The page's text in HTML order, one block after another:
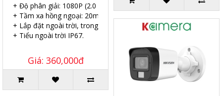
+ Độ phân giải: 1080P (2.0 MP).
+ Tầm xa hồng ngoại: 20m.
+ Lắp đặt ngoài trời, trong nhà.
+ Tiểu ngoài trời IP67.
Giá: 360,000đ